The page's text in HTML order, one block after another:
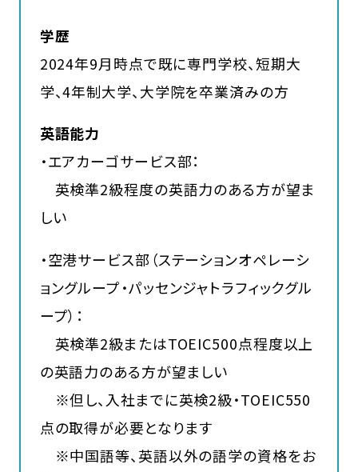
学歴
2024年9月時点で既に専門学校、短期大
学、4年制大学、大学院を卒業済みの方
英語能力
・エアカーゴサービス部：
英検準2級程度の英語力のある方が望ま
しい
・空港サービス部（ステーションオペレーシ
ョングループ・パッセンジャトラフィックグル
ープ）：
英検準2級またはTOEIC500点程度以上
の英語力のある方が望ましい
※但し、入社までに英検2級・TOEIC550
点の取得が必要となります
※中国語等、英語以外の語学の資格をお